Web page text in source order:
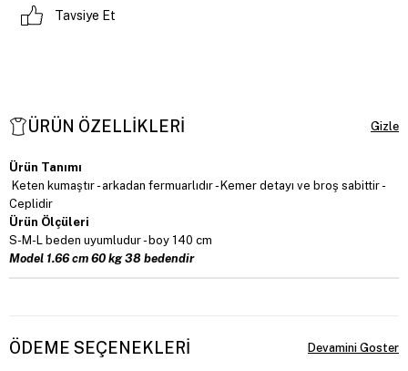
Tavsiye Et
ÜRÜN ÖZELLIKLERI
Ürün Tanımı
Keten kumaştır - arkadan fermuarlıdır - Kemer detayı ve broş sabittir -
Ceplidir
Ürün Ölçüleri
S-M-L beden uyumludur - boy 140 cm
Model 1.66 cm 60 kg 38 bedendir
ÖDEME SEÇENEKLERI